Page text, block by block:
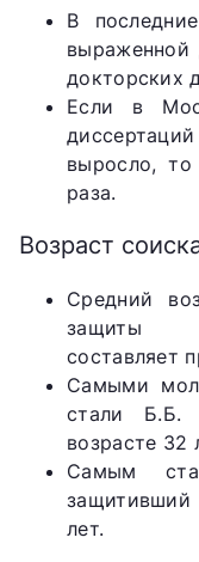
В
выраженной
докторских
Если в
выросло,
раза.
Возраст
Средний
защиты
составляет
Самыми
стали Б.Б.
возрасте 32
Самым
лет.